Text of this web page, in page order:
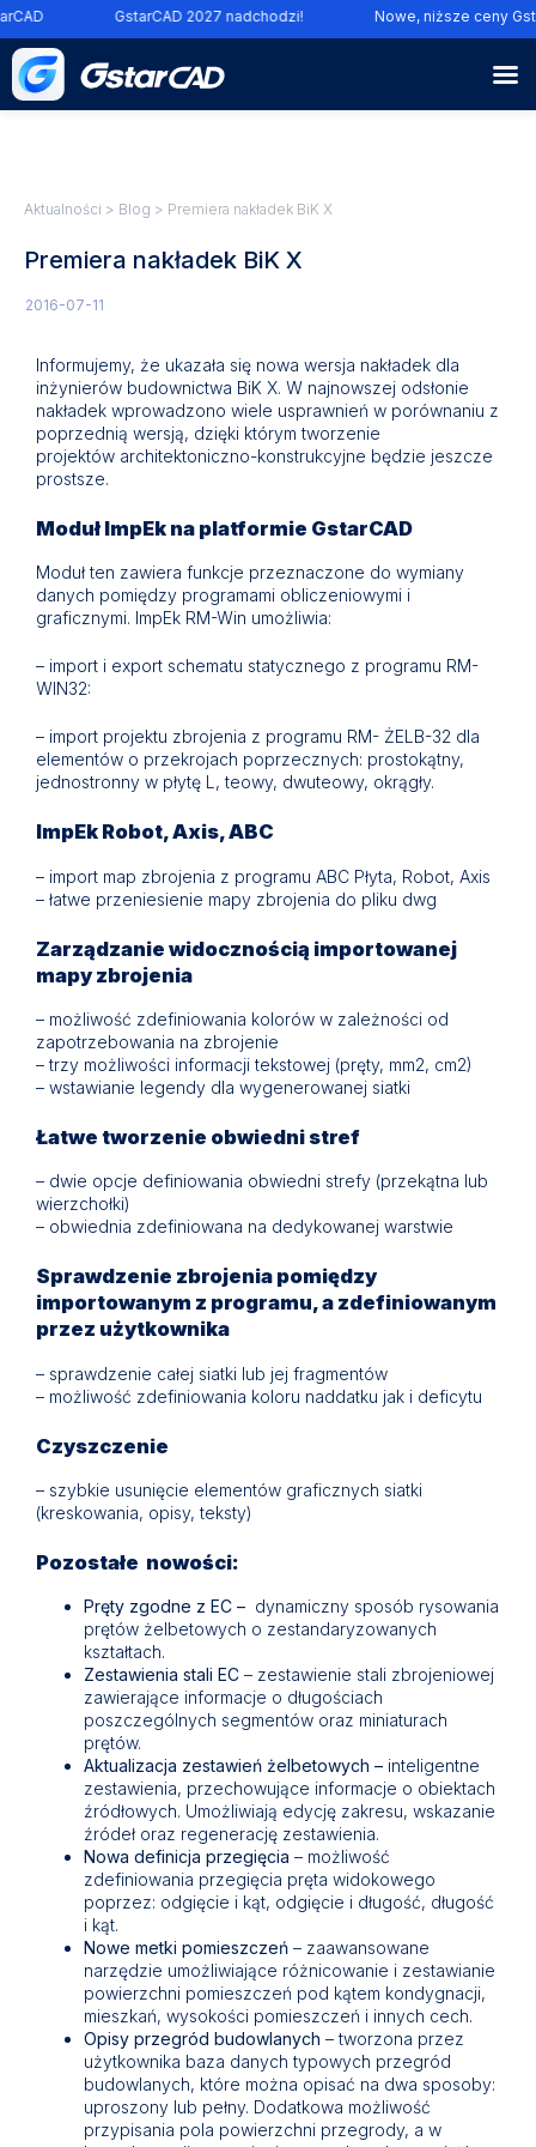
GstarCAD 2027 nadchodzi! Nowe, niższe ceny
Aktualności > Blog > Premiera nakładek BiK X
Premiera nakładek BiK X
2016-07-11
Informujemy, że ukazała się nowa wersja nakładek dla
inżynierów budownictwa BiK X. W najnowszej odsłonie
nakładek wprowadzono wiele usprawnień w porównaniu z
poprzednią wersją, dzięki którym tworzenie
projektów architektoniczno-konstrukcyjne będzie jeszcze
prostsze.
Moduł ImpEk na platformie GstarCAD
Moduł ten zawiera funkcje przeznaczone do wymiany
danych pomiędzy programami obliczeniowymi i
graficznymi. ImpEk RM-Win umożliwia:
– import i export schematu statycznego z programu RM-
WIN32:
– import projektu zbrojenia z programu RM- ŻELB-32 dla
elementów o przekrojach poprzecznych: prostokątny,
jednostronny w płytę L, teowy, dwuteowy, okrągły.
ImpEk Robot, Axis, ABC
– import map zbrojenia z programu ABC Płyta, Robot, Axis
– łatwe przeniesienie mapy zbrojenia do pliku dwg
Zarządzanie widocznością importowanej
mapy zbrojenia
– możliwość zdefiniowania kolorów w zależności od
zapotrzebowania na zbrojenie
– trzy możliwości informacji tekstowej (pręty, mm2, cm2)
– wstawianie legendy dla wygenerowanej siatki
Łatwe tworzenie obwiedni stref
– dwie opcje definiowania obwiedni strefy (przekątna lub
wierzchołki)
– obwiednia zdefiniowana na dedykowanej warstwie
Sprawdzenie zbrojenia pomiędzy
importowanym z programu, a zdefiniowanym
przez użytkownika
– sprawdzenie całej siatki lub jej fragmentów
– możliwość zdefiniowania koloru naddatku jak i deficytu
Czyszczenie
– szybkie usunięcie elementów graficznych siatki
(kreskowania, opisy, teksty)
Pozostałe nowości:
Pręty zgodne z EC – dynamiczny sposób rysowania
prętów żelbetowych o zestandaryzowanych
kształtach.
Zestawienia stali EC – zestawienie stali zbrojeniowej
zawierające informacje o długościach
poszczególnych segmentów oraz miniaturach
prętów.
Aktualizacja zestawień żelbetowych – inteligentne
zestawienia, przechowujące informacje o obiektach
źródłowych. Umożliwiają edycję zakresu, wskazanie
źródeł oraz regenerację zestawienia.
Nowa definicja przegięcia – możliwość
zdefiniowania przegięcia pręta widokowego
poprzez: odgięcie i kąt, odgięcie i długość, długość
i kąt.
Nowe metki pomieszczeń – zaawansowane
narzędzie umożliwiające różnicowanie i zestawianie
powierzchni pomieszczeń pod kątem kondygnacji,
mieszkań, wysokości pomieszczeń i innych cech.
Opisy przegród budowlanych – tworzona przez
użytkownika baza danych typowych przegród
budowlanych, które można opisać na dwa sposoby:
uproszony lub pełny. Dodatkowa możliwość
przypisania pola powierzchni przegrody, a w